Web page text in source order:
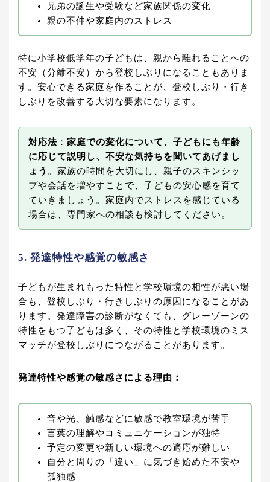
兄弟の誕生や受験など家族関係の変化
親の不仲や家庭内のストレス
特に小学校低学年の子どもは、親から離れることへの
不安（分離不安）から登校しぶりになることもありま
す。安心できる家庭を作ることが、登校しぶり・行き
しぶりを改善する大切な要素になります。
対応法 ： 家庭での変化について、子どもにも年齢
に応じて説明し、不安な気持ちを聞いてあげまし
ょう 。家族の時間を大切にし、親子のスキンシッ
プや会話を増やすことで、子どもの安心感を育て
ていきましょう。家庭内でストレスを感じている
場合は、専門家への相談も検討してください。
5. 発達特性や感覚の敏感さ
子どもが生まれもった特性と学校環境の相性が悪い場
合も、登校しぶり・行きしぶりの原因になることがあ
ります。発達障害の診断がなくても、グレーゾーンの
特性をもつ子どもは多く、その特性と学校環境のミス
マッチが登校しぶりにつながることがあります。
発達特性や感覚の敏感さによる理由：
音や光、触感などに敏感で教室環境が苦手
言葉の理解やコミュニケーションが独特
予定の変更や新しい環境への適応が難しい
自分と周りの「違い」に気づき始めた不安や
孤独感